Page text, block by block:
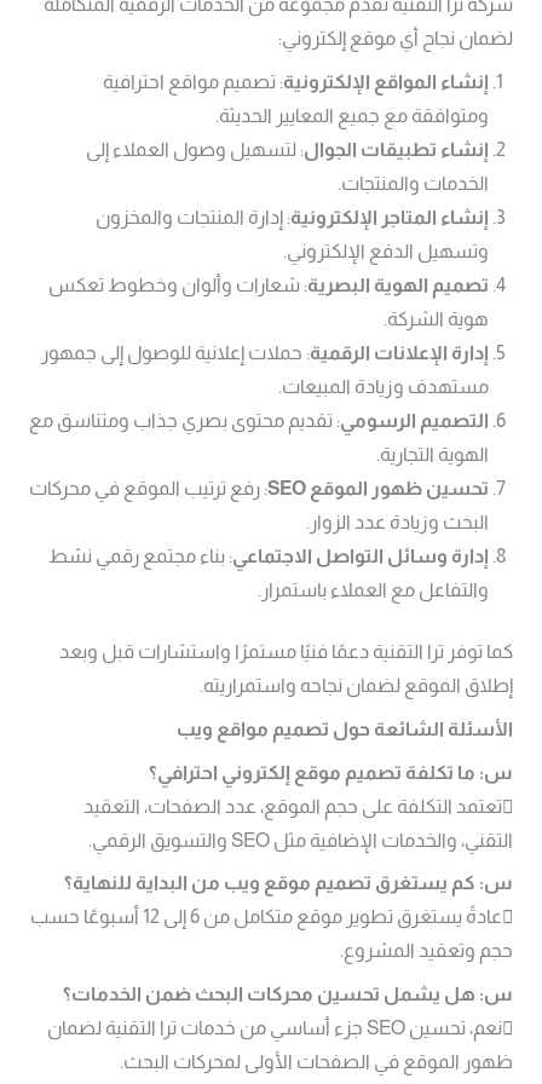
شركة ترا التقنية تقدم مجموعة من الخدمات الرقمية المتكاملة
لضمان نجاح أي موقع إلكتروني:
إنشاء المواقع الإلكترونية: تصميم مواقع احترافية
ومتوافقة مع جميع المعايير الحديثة.
إنشاء تطبيقات الجوال: لتسهيل وصول العملاء إلى
الخدمات والمنتجات.
إنشاء المتاجر الإلكترونية: إدارة المنتجات والمخزون
وتسهيل الدفع الإلكتروني.
تصميم الهوية البصرية: شعارات وألوان وخطوط تعكس
هوية الشركة.
إدارة الإعلانات الرقمية: حملات إعلانية للوصول إلى جمهور
مستهدف وزيادة المبيعات.
التصميم الرسومي: تقديم محتوى بصري جذاب ومتناسق مع
الهوية التجارية.
تحسين ظهور الموقع
: رفع ترتيب الموقع في محركات
البحث وزيادة عدد الزوار.
إدارة وسائل التواصل الاجتماعي: بناء مجتمع رقمي نشط
والتفاعل مع العملاء باستمرار.
كما توفر ترا التقنية دعمًا فنيًا مستمرًا واستشارات قبل وبعد
إطلاق الموقع لضمان نجاحه واستمراريته.
الأسئلة الشائعة حول تصميم مواقع ويب
س: ما تكلفة تصميم موقع إلكتروني احترافي؟
تعتمد التكلفة على حجم الموقع، عدد الصفحات، التعقيد
التقني، والخدمات الإضافية مثل SEO والتسويق الرقمي.
س: كم يستغرق تصميم موقع ويب من البداية للنهاية؟
عادةً يستغرق تطوير موقع متكامل من 6 إلى 12 أسبوعًا حسب
حجم وتعقيد المشروع.
س: هل يشمل تحسين محركات البحث ضمن الخدمات؟
نعم، تحسين SEO جزء أساسي من خدمات ترا التقنية لضمان
ظهور الموقع في الصفحات الأولى لمحركات البحث.